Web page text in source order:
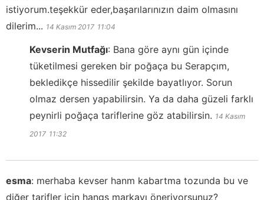
istiyorum.teşekkür eder,başarılarınızın daim olmasını
dilerim... 14 Kasım 2017 11:04
Kevserin Mutfağı: Bana göre aynı gün içinde
tüketilmesi gereken bir poğaça bu Serapçım,
bekledikçe hissedilir şekilde bayatlıyor. Sorun
olmaz dersen yapabilirsin. Ya da daha güzeli farklı
peynirli poğaça tariflerine göz atabilirsin. 14 Kasım
2017 11:32
esma: merhaba kevser hanm kabartma tozunda bu ve
diğer tarifler için hangş markayı öneriyorsunuz?